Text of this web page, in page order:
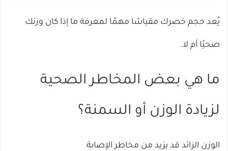
يُعد حجم خصرك مقياسًا مهمًا لمعرفة ما إذا كان وزنك
صحيًا أم لا.
ما هي بعض المخاطر الصحية
لزيادة الوزن أو السمنة؟
الوزن الزائد قد يزيد من مخاطر الإصابة